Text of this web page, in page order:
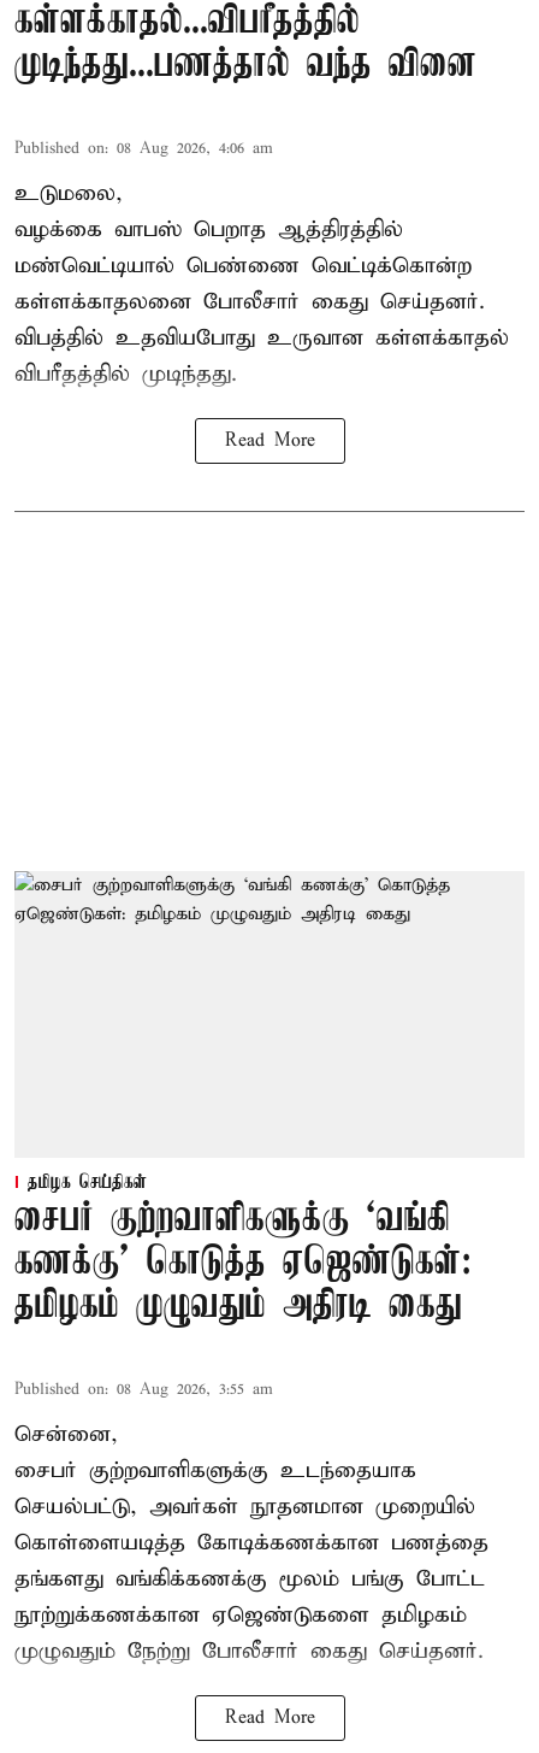
கள்ளக்காதல்...விபரீதத்தில்
முடிந்தது...பணத்தால் வந்த வினை
Published on: 08 Aug 2026, 4:06 am
உடுமலை,
வழக்கை வாபஸ் பெறாத ஆத்திரத்தில்
மண்வெட்டியால் பெண்ணை வெட்டிக்கொன்ற
கள்ளக்காதலனை போலீசார் கைது செய்தனர்.
விபத்தில் உதவியபோது உருவான கள்ளக்காதல்
விபரீதத்தில் முடிந்தது.
Read More
தமிழக செய்திகள்
சைபர் குற்றவாளிகளுக்கு ‘வங்கி
கணக்கு’ கொடுத்த ஏஜெண்டுகள்:
தமிழகம் முழுவதும் அதிரடி கைது
Published on: 08 Aug 2026, 3:55 am
சென்னை,
சைபர் குற்றவாளிகளுக்கு உடந்தையாக
செயல்பட்டு, அவர்கள் நூதனமான முறையில்
கொள்ளையடித்த கோடிக்கணக்கான பணத்தை
தங்களது வங்கிக்கணக்கு மூலம் பங்கு போட்ட
நூற்றுக்கணக்கான ஏஜெண்டுகளை தமிழகம்
முழுவதும் நேற்று போலீசார் கைது செய்தனர்.
Read More